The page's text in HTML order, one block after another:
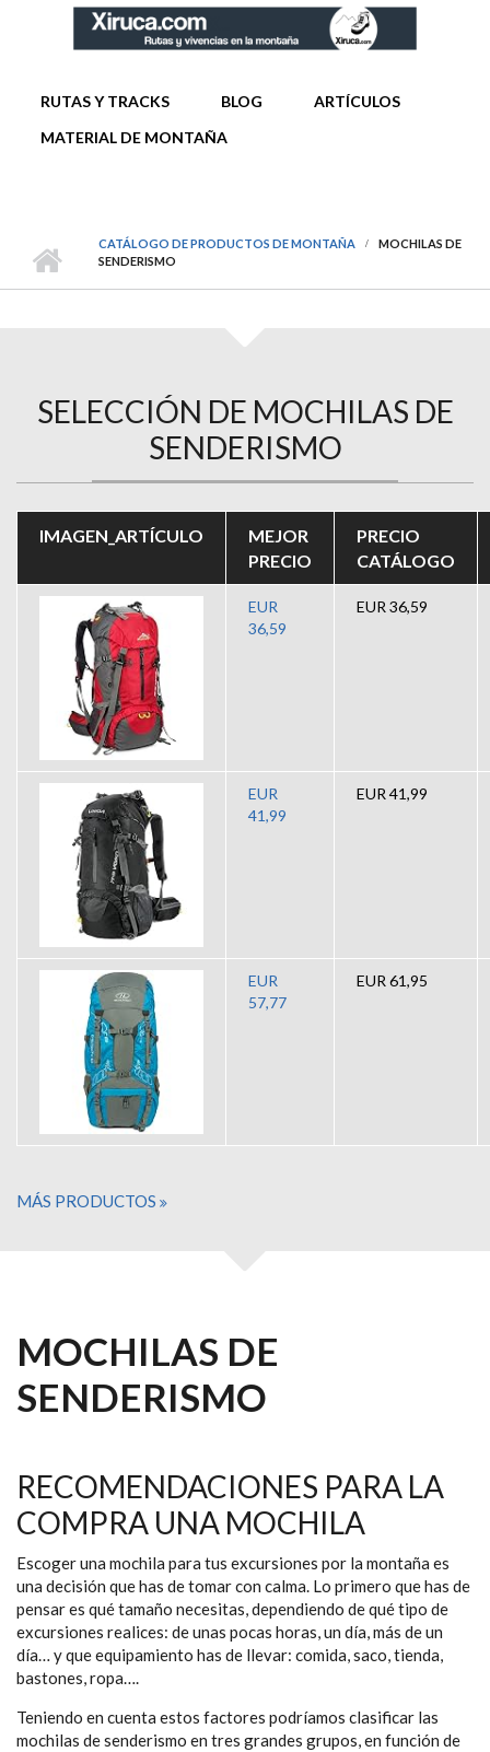
Pasar al contenido principal
MENÚ PRINCIPAL
RUTAS Y TRACKS BLOG
ARTÍCULOS
MATERIAL DE MONTAÑA
CATÁLOGO DE PRODUCTOS DE MONTAÑA
MOCHILAS DE
SENDERISMO
SELECCIÓN DE MOCHILAS DE
SENDERISMO
IMAGEN_ARTÍCULO
MEJOR
PRECIO
PRECIO
CATÁLOGO
EUR
36,59
EUR 36,59
EUR
41,99
EUR 41,99
EUR
57,77
EUR 61,95
MÁS PRODUCTOS
MOCHILAS DE
SENDERISMO
RECOMENDACIONES PARA LA
COMPRA UNA MOCHILA
Escoger una mochila para tus excursiones por la montaña es
una decisión que has de tomar con calma. Lo primero que has de
pensar es qué tamaño necesitas, dependiendo de qué tipo de
excursiones realices: de unas pocas horas, un día, más de un
día… y que equipamiento has de llevar: comida, saco, tienda,
bastones, ropa….
Teniendo en cuenta estos factores podríamos clasificar las
mochilas de senderismo en tres grandes grupos, en función de